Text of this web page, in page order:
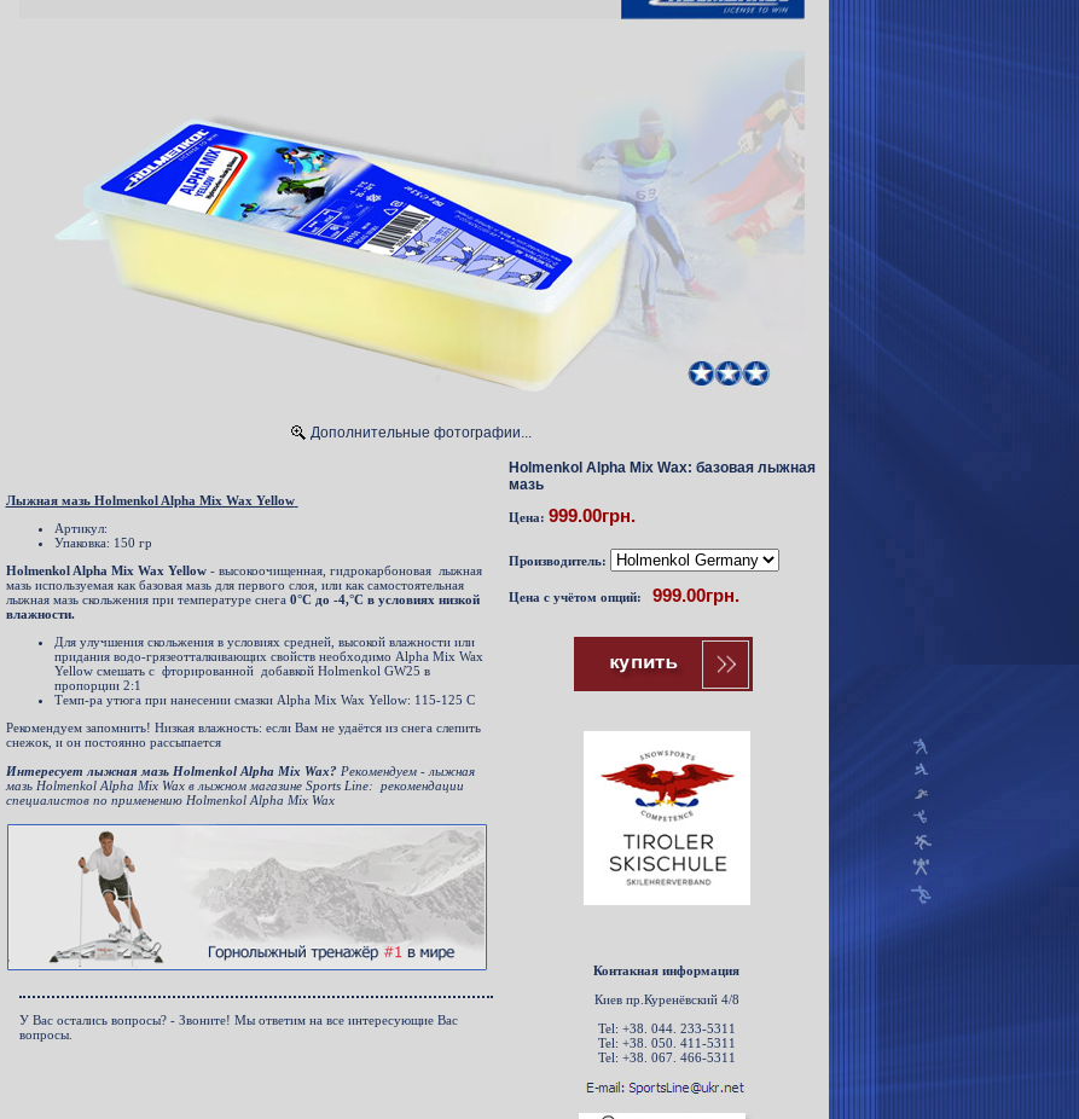
Дополнительные фотографии...
Лыжная мазь Holmenkol Alpha Mix Wax Yellow
Артикул:
Упаковка: 150 гр
Holmenkol Alpha Mix Wax Yellow- высокоочищенная, гидрокарбоновая лыжная
мазь используемая как базовая мазь для первого слоя, или как самостоятельная
лыжная мазь скольжения при температуре снега 0°С до -4,°C в условиях низкой
влажности.
Для улучшения скольжения в условиях средней, высокой влажности или
придания водо-грязеотталкивающих свойств необходимо Alpha Mix Wax
Yellow смешать с фторированной добавкой Holmenkol GW25 в
пропорции 2:1
Темп-ра утюга при нанесении смазки Alpha Mix Wax Yellow: 115-125 С
Рекомендуем запомнить! Низкая влажность: если Вам не удаётся из снега слепить
снежок, и он постоянно рассыпается
Интересует лыжная мазь Holmenkol Alpha Mix Wax? Рекомендуем - лыжная
мазь Holmenkol Alpha Mix Wax в лыжном магазине Sports Line: рекомендации
специалистов по применению Holmenkol Alpha Mix Wax
У Вас остались вопросы? - Звоните! Мы ответим на все интересующие Вас
вопросы.
Holmenkol Alpha Mix Wax: базовая лыжная
мазь
Цена: 999.00грн.
Производитель:
Цена с учётом опций:
Контакная информация
Киев пр.Куренёвский 4/8
Tel: +38. 044. 233-5311
Tel: +38. 050. 411-5311
Tel: +38. 067. 466-5311